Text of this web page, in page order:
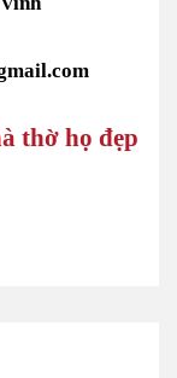
thờ họ đẹp